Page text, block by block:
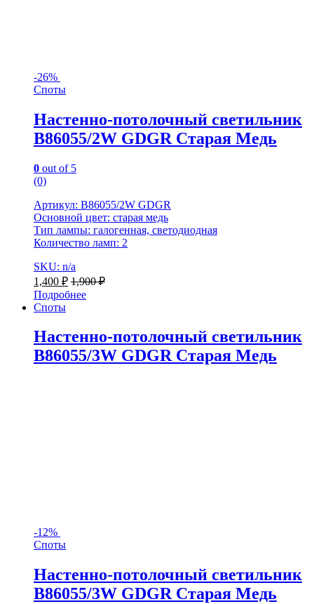
-26%
Споты
Настенно-потолочный светильник
B86055/2W GDGR Старая Медь
0 out of 5
(0)
Артикул: B86055/2W GDGR
Основной цвет: старая медь
Тип лампы: галогенная, светодиодная
Количество ламп: 2
SKU: n/a
1,400 ₽ 1,900₽
Подробнее
Споты
Настенно-потолочный светильник
B86055/3W GDGR Старая Медь
-12%
Споты
Настенно-потолочный светильник
B86055/3W GDGR Старая Медь